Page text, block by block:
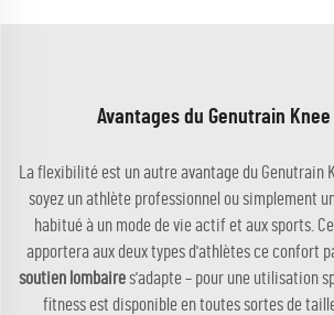
Avantages du Genutrain
La flexibilité est un autre avantage du Genutrain
soyez un athlète professionnel ou simplement
habitué à un mode de vie actif et aux sports.
apportera aux deux types d'athlètes ce confort
soutien lombaires'adapte – pour une utilisation
fitness est disponible en toutes sortes de